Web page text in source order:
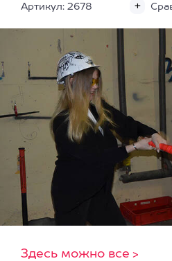
Артикул: 2678
Здесь можно все >